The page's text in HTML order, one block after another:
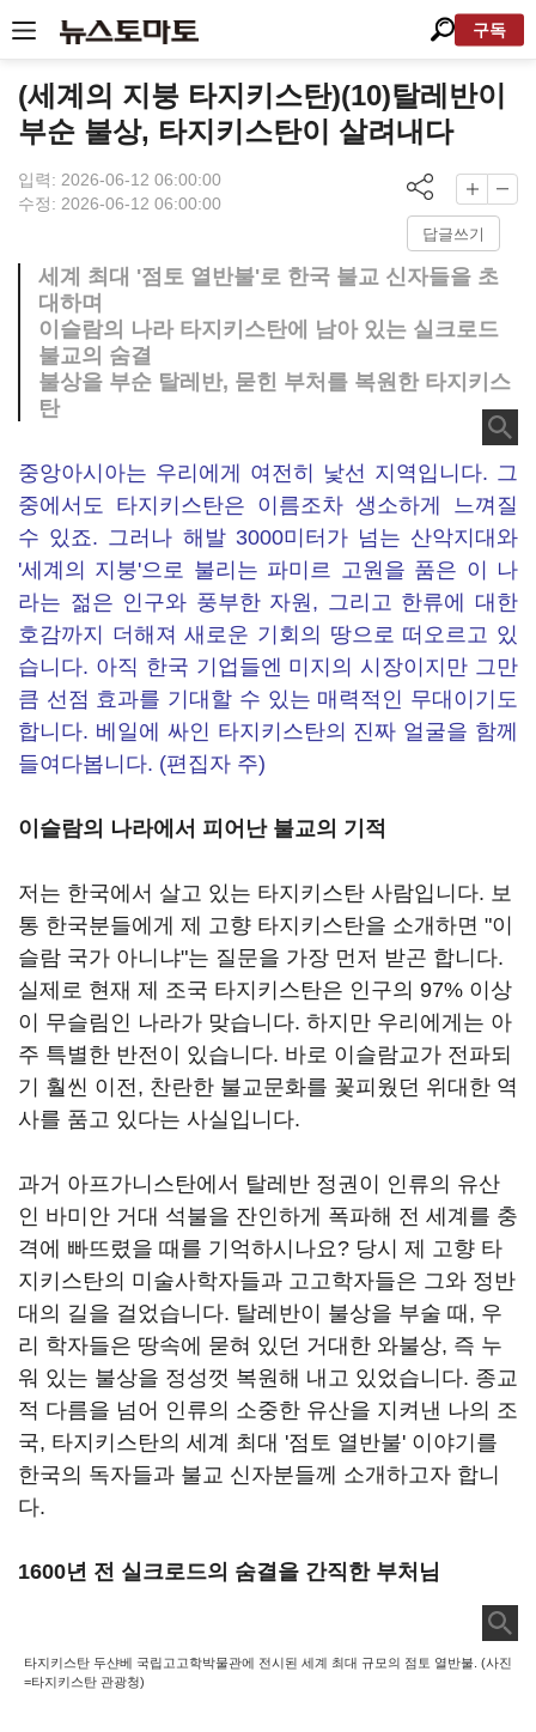
구독
(세계의 지붕 타지키스탄)(10)탈레반이
부순 불상, 타지키스탄이 살려내다
입력: 2026-06-12 06:00:00
수정: 2026-06-12 06:00:00
답글쓰기
세계 최대 '점토 열반불'로 한국 불교 신자들을 초
대하며
이슬람의 나라 타지키스탄에 남아 있는 실크로드
불교의 숨결
불상을 부순 탈레반, 묻힌 부처를 복원한 타지키스
탄
중앙아시아는 우리에게 여전히 낯선 지역입니다. 그
중에서도 타지키스탄은 이름조차 생소하게 느껴질
수 있죠. 그러나 해발 3000미터가 넘는 산악지대와
'세계의 지붕'으로 불리는 파미르 고원을 품은 이 나
라는 젊은 인구와 풍부한 자원, 그리고 한류에 대한
호감까지 더해져 새로운 기회의 땅으로 떠오르고 있
습니다. 아직 한국 기업들엔 미지의 시장이지만 그만
큼 선점 효과를 기대할 수 있는 매력적인 무대이기도
합니다. 베일에 싸인 타지키스탄의 진짜 얼굴을 함께
들여다봅니다. (편집자 주)
이슬람의 나라에서 피어난 불교의 기적
저는 한국에서 살고 있는 타지키스탄 사람입니다. 보
통 한국분들에게 제 고향 타지키스탄을 소개하면 "이
슬람 국가 아니냐"는 질문을 가장 먼저 받곤 합니다.
실제로 현재 제 조국 타지키스탄은 인구의 97% 이상
이 무슬림인 나라가 맞습니다. 하지만 우리에게는 아
주 특별한 반전이 있습니다. 바로 이슬람교가 전파되
기 훨씬 이전, 찬란한 불교문화를 꽃피웠던 위대한 역
사를 품고 있다는 사실입니다.
과거 아프가니스탄에서 탈레반 정권이 인류의 유산
인 바미안 거대 석불을 잔인하게 폭파해 전 세계를 충
격에 빠뜨렸을 때를 기억하시나요? 당시 제 고향 타
지키스탄의 미술사학자들과 고고학자들은 그와 정반
대의 길을 걸었습니다. 탈레반이 불상을 부술 때, 우
리 학자들은 땅속에 묻혀 있던 거대한 와불상, 즉 누
워 있는 불상을 정성껏 복원해 내고 있었습니다. 종교
적 다름을 넘어 인류의 소중한 유산을 지켜낸 나의 조
국, 타지키스탄의 세계 최대 '점토 열반불' 이야기를
한국의 독자들과 불교 신자분들께 소개하고자 합니
다.
1600년 전 실크로드의 숨결을 간직한 부처님
타지키스탄 두샨베 국립고고학박물관에 전시된 세계 최대 규모의 점토 열반불. (사진
=타지키스탄 관광청)